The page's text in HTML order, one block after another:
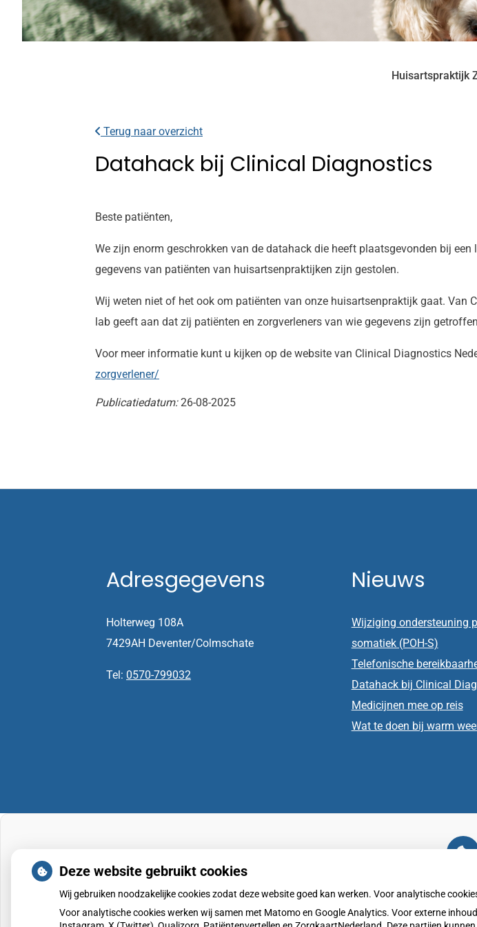
Huisartspraktijk
Terug naar overzicht
Datahack bij Clinical Diagnostics
Beste patiënten,
We zijn enorm geschrokken van de datahack die heeft plaatsgevonden bij
gegevens van patiënten van huisartsenpraktijken zijn gestolen.
Wij weten niet of het ook om patiënten van onze huisartsenpraktijk gaat.
lab geeft aan dat zij patiënten en zorgverleners van wie gegevens zijn
Voor meer informatie kunt u kijken op de website van Clinical Diagnostics
zorgverlener/
Publicatiedatum:26-08-2025
Adresgegevens
Holterweg 108A
7429AH Deventer/Colmschate
Tel: 0570-799032
Nieuws
Wijziging ondersteuning
somatiek (POH-S)
Telefonische
Datahack bij Clinical
Medicijnen mee op reis
Wat te doen bij warm
externe inhoud
die
Cookie-
Deze website gebruikt cookies
Wij gebruiken noodzakelijke cookies zodat deze website goed kan werken. Voor analytische
Voor analytische cookies werken wij samen met Matomo en Google Analytics. Voor externe